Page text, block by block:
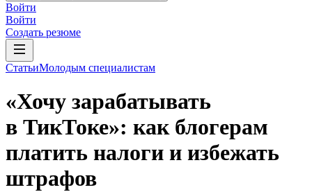
Войти
Войти
Создать резюме
СтатьиМолодым специалистам
«Хочу зарабатывать
в ТикТоке»: как блогерам
платить налоги и избежать
штрафов